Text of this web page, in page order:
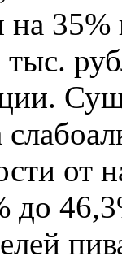
на
от
до